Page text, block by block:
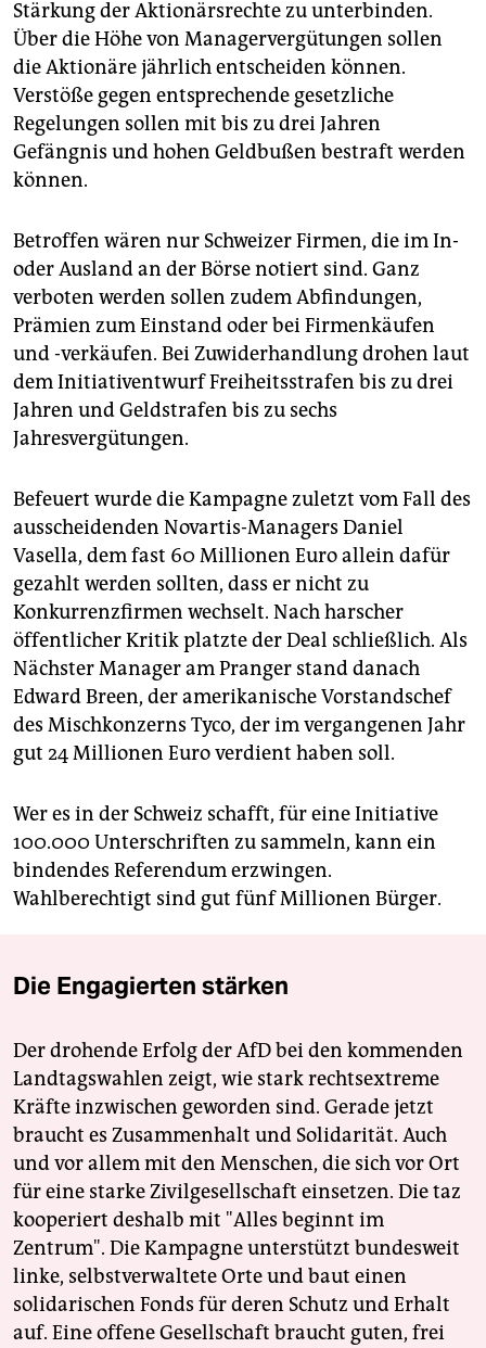
Stärkung der Aktionärsrechte zu unterbinden.
Über die Höhe von Managervergütungen sollen
die Aktionäre jährlich entscheiden können.
Verstöße gegen entsprechende gesetzliche
Regelungen sollen mit bis zu drei Jahren
Gefängnis und hohen Geldbußen bestraft werden
können.
Betroffen wären nur Schweizer Firmen, die im In-
oder Ausland an der Börse notiert sind. Ganz
verboten werden sollen zudem Abfindungen,
Prämien zum Einstand oder bei Firmenkäufen
und -verkäufen. Bei Zuwiderhandlung drohen laut
dem Initiativentwurf Freiheitsstrafen bis zu drei
Jahren und Geldstrafen bis zu sechs
Jahresvergütungen.
Befeuert wurde die Kampagne zuletzt vom Fall des
ausscheidenden Novartis-Managers Daniel
Vasella, dem fast 60 Millionen Euro allein dafür
gezahlt werden sollten, dass er nicht zu
Konkurrenzfirmen wechselt. Nach harscher
öffentlicher Kritik platzte der Deal schließlich. Als
Nächster Manager am Pranger stand danach
Edward Breen, der amerikanische Vorstandschef
des Mischkonzerns Tyco, der im vergangenen Jahr
gut 24 Millionen Euro verdient haben soll.
Wer es in der Schweiz schafft, für eine Initiative
100.000 Unterschriften zu sammeln, kann ein
bindendes Referendum erzwingen.
Wahlberechtigt sind gut fünf Millionen Bürger.
Die Engagierten stärken
Der drohende Erfolg der AfD bei den kommenden
Landtagswahlen zeigt, wie stark rechtsextreme
Kräfte inzwischen geworden sind. Gerade jetzt
braucht es Zusammenhalt und Solidarität. Auch
und vor allem mit den Menschen, die sich vor Ort
für eine starke Zivilgesellschaft einsetzen. Die taz
kooperiert deshalb mit "Alles beginnt im
Zentrum". Die Kampagne unterstützt bundesweit
linke, selbstverwaltete Orte und baut einen
solidarischen Fonds für deren Schutz und Erhalt
auf. Eine offene Gesellschaft braucht guten, frei